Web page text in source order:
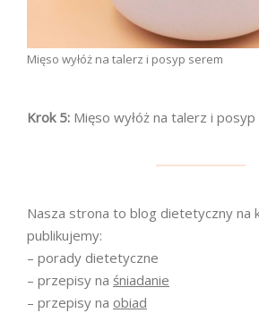
Mięso wyłóż na talerz i posyp serem
Krok 5: Mięso wyłóż na talerz i
Nasza strona to blog dietetyczny na
publikujemy:
– porady dietetyczne
– przepisy na śniadanie
– przepisy na obiad